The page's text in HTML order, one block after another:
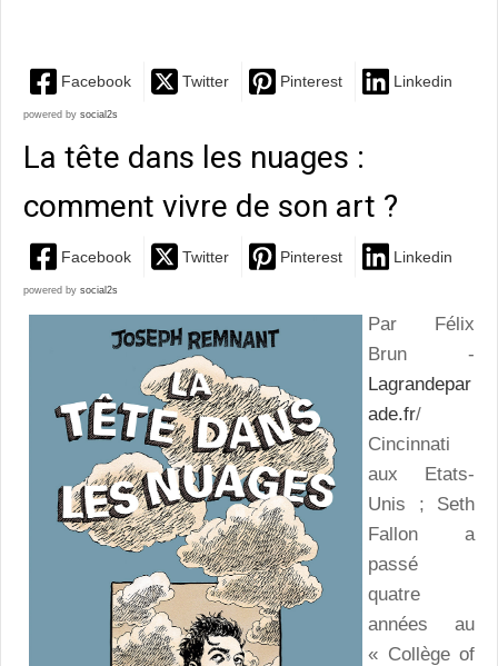
Facebook Twitter Pinterest Linkedin
powered by social2s
La tête dans les nuages :
comment vivre de son art ?
Facebook Twitter Pinterest Linkedin
powered by social2s
Par Félix
Brun -
Lagrandepar
ade.fr/
Cincinnati
aux Etats-
Unis ; Seth
Fallon a
passé
quatre
années au
« Collège of